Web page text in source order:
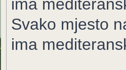
ima
Svako mjesto
ima